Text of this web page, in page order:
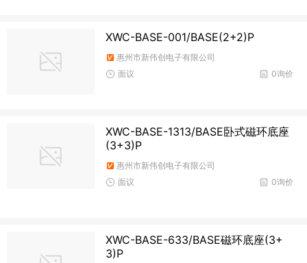
XWC-BASE-001/BASE(2+2)P
惠州市新伟创电子有限公司
0询价
面议
XWC-BASE-1313/BASE卧式磁环底座
(3+3)P
惠州市新伟创电子有限公司
0询价
面议
XWC-BASE-633/BASE磁环底座(3+
3)P